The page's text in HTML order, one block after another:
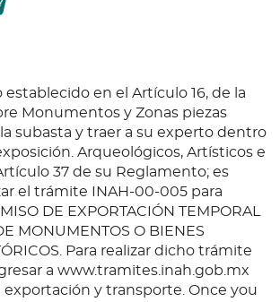
establecido en el Artículo 16, de la
Monumentos y Zonas piezas
subasta y traer a su experto dentro
Arqueológicos, Artísticos e
37 de su Reglamento; es
el trámite INAH-00-005 para
DE EXPORTACIÓN TEMPORAL
MONUMENTOS O BIENES
Para realizar dicho trámite
a www.tramites.inah.gob.mx
exportación y transporte. Once you